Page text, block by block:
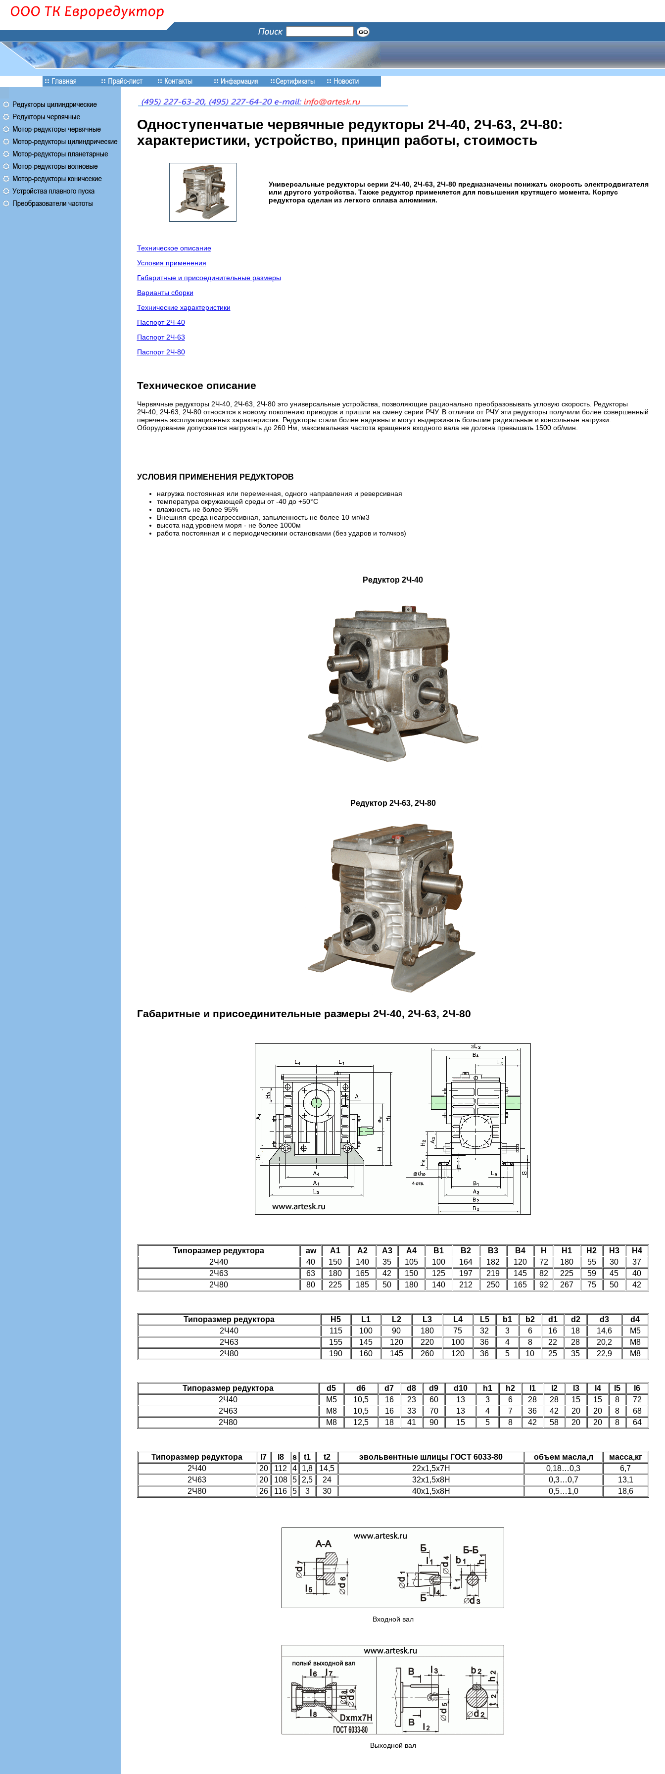
Одноступенчатые червячные редукторы 2Ч-40, 2Ч-63, 2Ч-80:
характеристики, устройство, принцип работы, стоимость
Универсальные редукторы серии 2Ч-40, 2Ч-63, 2Ч-80 предназначены понижать скорость электродвигателя
или другого устройства. Также редуктор применяется для повышения крутящего момента. Корпус
редуктора сделан из легкого сплава алюминия.
Техническое описание
Условия применения
Габаритные и присоединительные размеры
Варианты сборки
Технические характеристики
Паспорт 2Ч-40
Паспорт 2Ч-63
Паспорт 2Ч-80
Техническое описание
Червячные редукторы 2Ч-40, 2Ч-63, 2Ч-80 это универсальные устройства, позволяющие рационально преобразовывать угловую скорость. Редукторы
2Ч-40, 2Ч-63, 2Ч-80 относятся к новому поколению приводов и пришли на смену серии РЧУ. В отличии от РЧУ эти редукторы получили более совершенный
перечень эксплуатационных характеристик. Редукторы стали более надежны и могут выдерживать большие радиальные и консольные нагрузки.
Оборудование допускается нагружать до 260 Нм, максимальная частота вращения входного вала не должна превышать 1500 об/мин.
УСЛОВИЯ ПРИМЕНЕНИЯ РЕДУКТОРОВ
нагрузка постоянная или переменная, одного направления и реверсивная
температура окружающей среды от -40 до +50°С
влажность не более 95%
Внешняя среда неагрессивная, запыленность не более 10 мг/м3
высота над уровнем моря - не более 1000м
работа постоянная и с периодическими остановками (без ударов и толчков)
Редуктор 2Ч-40
Редуктор 2Ч-63, 2Ч-80
Габаритные и присоединительные размеры 2Ч-40, 2Ч-63, 2Ч-80
Типоразмер редуктора aw A1 A2 A3 A4 B1 B2 B3 B4 H H1 H2 H3
H4
2Ч40
40 150 140 35 105 100 164 182 120 72 180 55 30
37
2Ч63
63 180 165 42 150 125 197 219 145 82 225 59 45
40
2Ч80
80 225 185 50 180 140 212 250 165 92 267 75 50 42
Типоразмер редуктора H5 L1 L2 L3 L4 L5 b1 b2 d1 d2 d3
d4
2Ч40
115 100 90 180 75 32 3 6 16 18 14,6
М5
2Ч63
155 145 120 220 100 36 4 8 22 28 20,2
М8
2Ч80
190 160 145 260 120 36 5 10 25 35 22,9 М8
Типоразмер редуктора d5 d6 d7 d8 d9 d10 h1 h2 l1 l2 l3 l4 l5
l6
2Ч40
М5 10,5 16 23 60 13 3 6 28 28 15 15 8
72
2Ч63
М8 10,5 16 33 70 13 4 7 36 42 20 20 8
68
2Ч80
М8 12,5 18 41 90 15 5 8 42 58 20 20 8 64
Типоразмер редуктора l7 l8 s t1 t2 эвольвентные шлицы ГОСТ 6033-80 объем масла,л
масса,кг
2Ч40
20 112 4 1,8 14,5 22х1,5х7Н 0,18…0,3
6,7
2Ч63
20 108 5 2,5 24 32х1,5х8Н 0,3…0,7
13,1
2Ч80
26 116 5 3 30 40х1,5х8Н 0,5…1,0 18,6
Входной вал
Выходной вал